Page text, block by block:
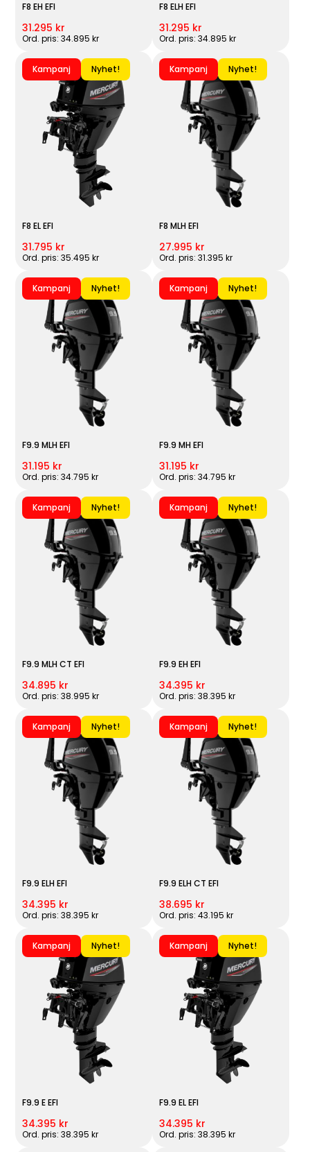
F8 EH EFI
31.295 kr
Ord. pris: 34.895 kr
F8 ELH EFI
31.295 kr
Ord. pris: 34.895 kr
Kampanj Nyhet!
F8 EL EFI
31.795 kr
Ord. pris: 35.495 kr
Kampanj Nyhet!
F8 MLH EFI
27.995 kr
Ord. pris: 31.395 kr
Kampanj Nyhet!
F9.9 MLH EFI
31.195 kr
Ord. pris: 34.795 kr
Kampanj Nyhet!
F9.9 MH EFI
31.195 kr
Ord. pris: 34.795 kr
Kampanj Nyhet!
F9.9 MLH CT EFI
34.895 kr
Ord. pris: 38.995 kr
Kampanj Nyhet!
F9.9 EH EFI
34.395 kr
Ord. pris: 38.395 kr
Kampanj Nyhet!
F9.9 ELH EFI
34.395 kr
Ord. pris: 38.395 kr
Kampanj Nyhet!
F9.9 ELH CT EFI
38.695 kr
Ord. pris: 43.195 kr
Kampanj Nyhet!
F9.9 E EFI
34.395 kr
Ord. pris: 38.395 kr
Kampanj Nyhet!
F9.9 EL EFI
34.395 kr
Ord. pris: 38.395 kr